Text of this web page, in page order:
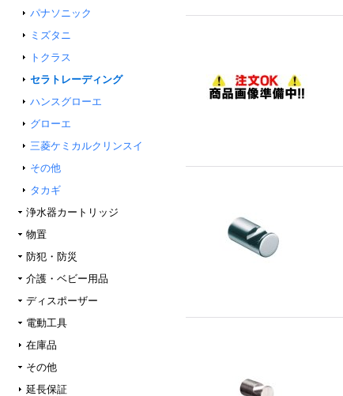
パナソニック
ミズタニ
トクラス
セラトレーディング
ハンスグローエ
グローエ
三菱ケミカルクリンスイ
その他
タカギ
浄水器カートリッジ
物置
防犯・防災
介護・ベビー用品
ディスポーザー
電動工具
在庫品
その他
延長保証